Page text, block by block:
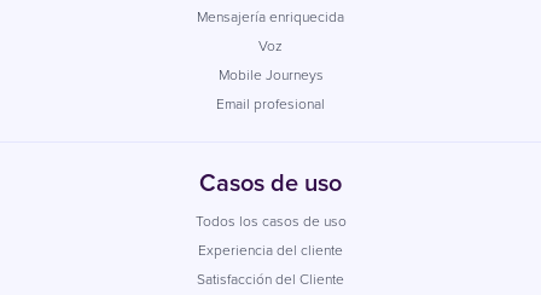
Mensajería enriquecida
Voz
Mobile Journeys
Email profesional
Casos de uso
Todos los casos de uso
Experiencia del cliente
Satisfacción del Cliente